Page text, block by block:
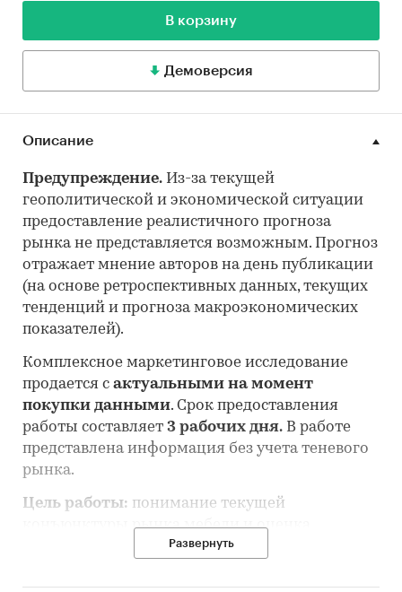
В корзину
Демоверсия
Описание
Предупреждение. Из-за текущей
геополитической и экономической ситуации
предоставление реалистичного прогноза
рынка не представляется возможным. Прогноз
отражает мнение авторов на день публикации
(на основе ретроспективных данных, текущих
тенденций и прогноза макроэкономических
показателей).
Комплексное маркетинговое исследование
продается с актуальными на момент
покупки данными. Срок предоставления
работы составляет 3 рабочих дня. В работе
представлена информация без учета теневого
рынка.
Цель работы: понимание текущей
конъюнктуры рынка мебели и оценка
перспектив его развития.
Развернуть